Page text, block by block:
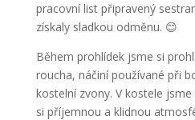
pracovní list připravený
získaly sladkou odměnu. 😊
Během prohlídek jsme si
roucha, náčiní používané při
kostelní zvony. V kostele
si příjemnou a klidnou